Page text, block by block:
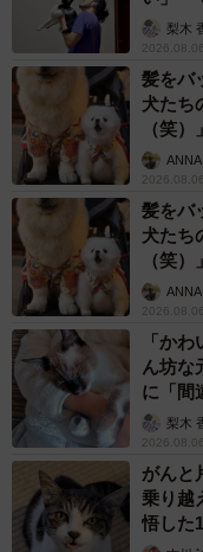
誰も求
な挨拶
まい
2026.08.06
自転
中、小
説】長澤
2026.08.06
タイ
も、妊
中将
【物価
数 新
まい